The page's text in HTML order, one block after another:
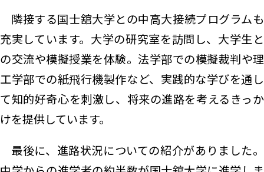
隣接する国士舘大学との中高大接続プログラムも
充実しています。大学の研究室を訪問し、大学生と
の交流や模擬授業を体験。法学部での模擬裁判や理
工学部での紙飛行機製作など、実践的な学びを通し
て知的好奇心を刺激し、将来の進路を考えるきっか
けを提供しています。
最後に、進路状況についての紹介がありました。